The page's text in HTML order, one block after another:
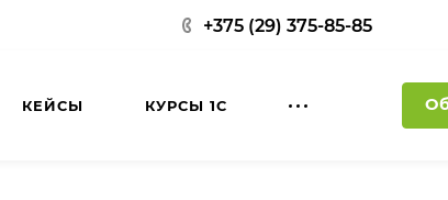
+375 (29) 375-85-85
КЕЙСЫ КУРСЫ 1С